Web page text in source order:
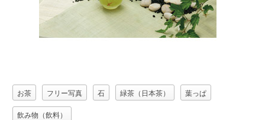
お茶 フリー写真 石 緑茶（日本茶） 葉っぱ
飲み物（飲料）